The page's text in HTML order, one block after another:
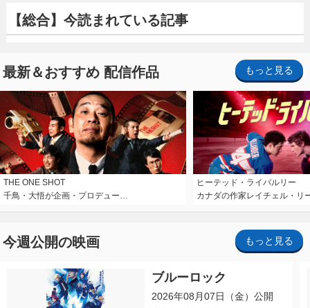
【総合】今読まれている記事
最新＆おすすめ 配信作品 もっと見る
THE ONE SHOT
千鳥・大悟が企画・プロデュー…
ヒーテッド・ライバルリー
カナダの作家レイチェル・リ
今週公開の映画 もっと見る
ブルーロック
2026年08月07日（金）公開